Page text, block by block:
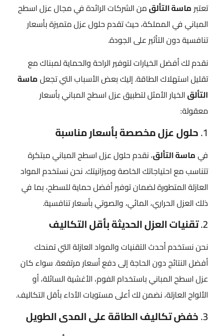
تعتبرماسة التألقمن الشركات الرائدة في مجال عزل اسطح
المباني​ في المملكة، حيث تقدم حلول عزل متميزة بأسعار
تنافسية دون التأثير على الجودة.
نقدم لك أفضل الخيارات لتوفير الراحة والحماية لمبناك مع
تقليل استهلاك الطاقة. إليك بعض الأسباب التي تجعلماسة
التألقالخيار الأمثل لتطبيق عزل اسطح المباني​ بأسعار
معقولة:
1. حلول عزل مخصصة بأسعار مناسبة
فيماسة التألق، نقدم حلول عزل اسطح المباني​ مبتكرة
تتناسب مع احتياجاتك الخاصة وميزانيتك. نحن نستخدم المواد
العازلة المتطورة لضمان توفير أفضل حماية للسطح، بما في
ذلك العزل الحراري، المائي، والصوتي بأسعار تنافسية.
2. تقنيات العزل الحديثة بأقل التكاليف
نحن نستخدم أحدث التقنيات والمواد العازلة التي تمنحك
أفضل النتائج دون الحاجة إلى دفع أسعار مرتفعة. سواء كان
عزل اسطح المباني​ باستخدام الفوم، الأغشية السائلة، أو
الألواح العازلة، نضمن لك أعلى مستويات الأداء بأقل التكاليف.
3. خفض تكاليف الطاقة على المدى الطويل